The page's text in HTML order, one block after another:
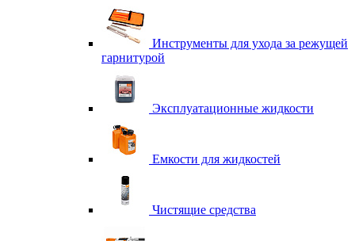
Инструменты для ухода за режущей
гарнитурой
Эксплуатационные жидкости
Емкости для жидкостей
Чистящие средства